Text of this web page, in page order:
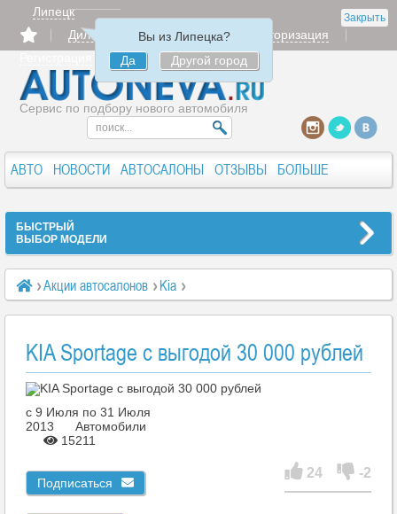
Закрыть
Липецк
Вы из Липецка?
Да
Другой город
Дилерам Продать
Авторизация
Сервис по подбору нового автомобиля
АВТО НОВОСТИ АВТОСАЛОНЫ ОТЗЫВЫ БОЛЬШЕ
БЫСТРЫЙ
ВЫБОР МОДЕЛИ
Акции автосалонов
Kia
KIA Sportage с выгодой 30 000 рублей
KIA Sportage с выгодой 30 000 рублей
c 9 Июля по 31 Июля
2013
Автомобили
15211
Подписаться
24 -2